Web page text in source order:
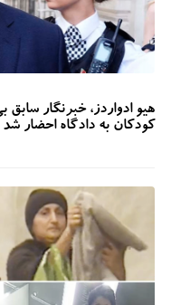
هیو ادواردز، خبرنگار سابق
کودکان به دادگاه احضار شد